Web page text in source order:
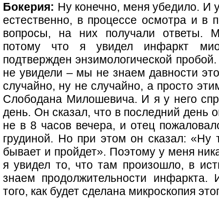
Бокерия: Ну конечно, меня убедило. И
естественно, в процессе осмотра и в
вопросы, на них получали ответы.
потому что я увидел инфаркт
подтвержден энзимологической
не увидели – мы не знаем давности
случайно, ну не случайно, а просто
Слободана Милошевича. И я у него
день. Он сказал, что в последний день
не в 8 часов вечера, и отец
грудиной. Но при этом он сказал:
бывает и пройдет». Поэтому у меня
я увидел то, что там произошло, в
знаем продолжительности инфаркта.
того, как будет сделана микроскопия